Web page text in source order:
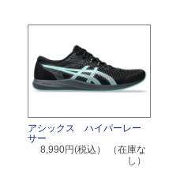
アシックス ハイパーレー
サー
8,990円(税込）
（在庫な
し）